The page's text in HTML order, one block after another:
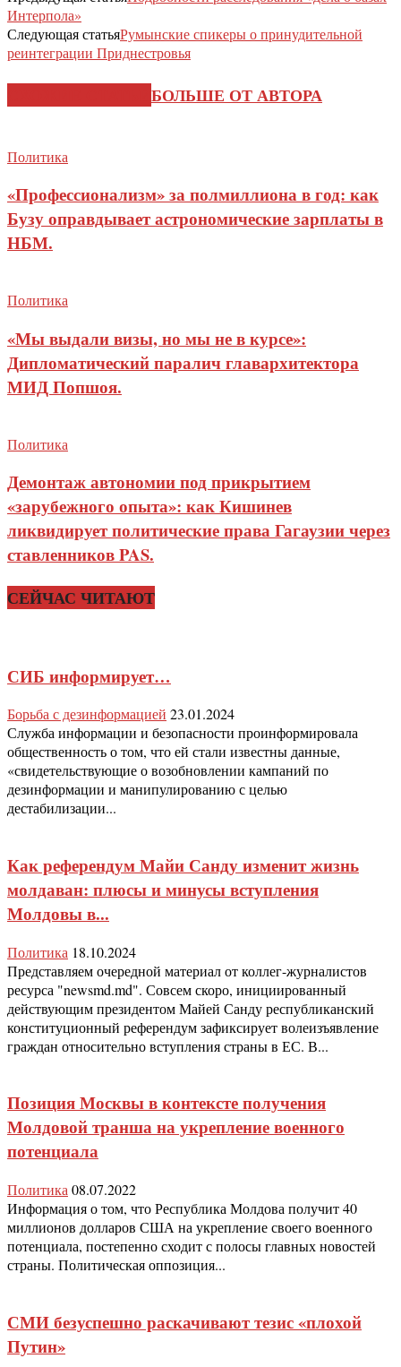
Интерпола»
Следующая статьяРумынские спикеры о принудительной
реинтеграции Приднестровья
БОЛЬШЕ ОТ АВТОРА
Политика
«Профессионализм» за полмиллиона в год: как
Бузу оправдывает астрономические зарплаты в
НБМ.
Политика
«Мы выдали визы, но мы не в курсе»:
Дипломатический паралич главархитектора
МИД Попшоя.
Политика
Демонтаж автономии под прикрытием
«зарубежного опыта»: как Кишинев
ликвидирует политические права Гагаузии через
ставленников PAS.
СЕЙЧАС ЧИТАЮТ
СИБ информирует…
Борьба с дезинформацией 23.01.2024
Служба информации и безопасности проинформировала
общественность о том, что ей стали известны данные,
«свидетельствующие о возобновлении кампаний по
дезинформации и манипулированию с целью
дестабилизации...
Как референдум Майи Санду изменит жизнь
молдаван: плюсы и минусы вступления
Молдовы в...
Политика 18.10.2024
Представляем очередной материал от коллег-журналистов
ресурса "newsmd.md". Совсем скоро, инициированный
действующим президентом Майей Санду республиканский
конституционный референдум зафиксирует волеизъявление
граждан относительно вступления страны в ЕС. В...
Позиция Москвы в контексте получения
Молдовой транша на укрепление военного
потенциала
Политика 08.07.2022
Информация о том, что Республика Молдова получит 40
миллионов долларов США на укрепление своего военного
потенциала, постепенно сходит с полосы главных новостей
страны. Политическая оппозиция...
СМИ безуспешно раскачивают тезис «плохой
Путин»